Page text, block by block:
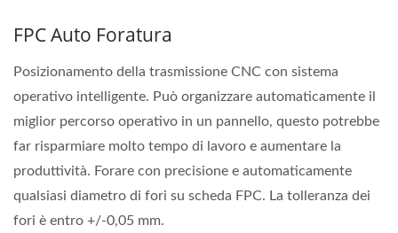
FPC Auto Foratura
Posizionamento della trasmissione CNC con sistema
operativo intelligente. Può organizzare automaticamente il
miglior percorso operativo in un pannello, questo potrebbe
far risparmiare molto tempo di lavoro e aumentare la
produttività. Forare con precisione e automaticamente
qualsiasi diametro di fori su scheda FPC. La tolleranza dei
fori è entro +/-0,05 mm.